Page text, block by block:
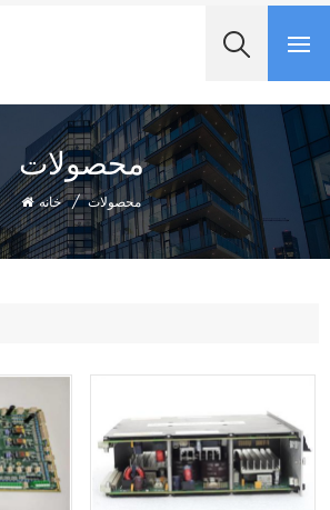
محصولات
خانه / محصولات